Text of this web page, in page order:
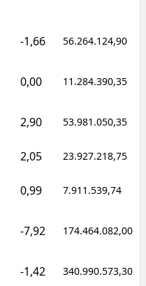
-1,66 56.264.124,90
0,00 11.284.390,35
2,90 53.981.050,35
2,05 23.927.218,75
0,99 7.911.539,74
-7,92 174.464.082,00
-1,42 340.990.573,30